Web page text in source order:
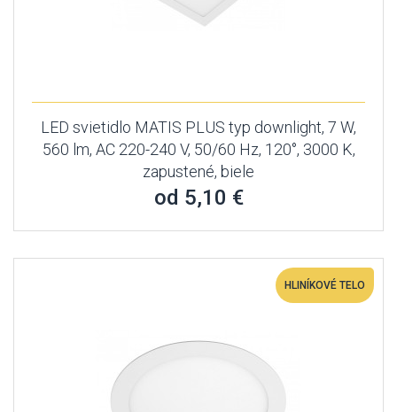
LED svietidlo MATIS PLUS typ downlight, 7 W,
560 lm, AC 220-240 V, 50/60 Hz, 120°, 3000 K,
zapustené, biele
od 5,10 €
HLINÍKOVÉ TELO